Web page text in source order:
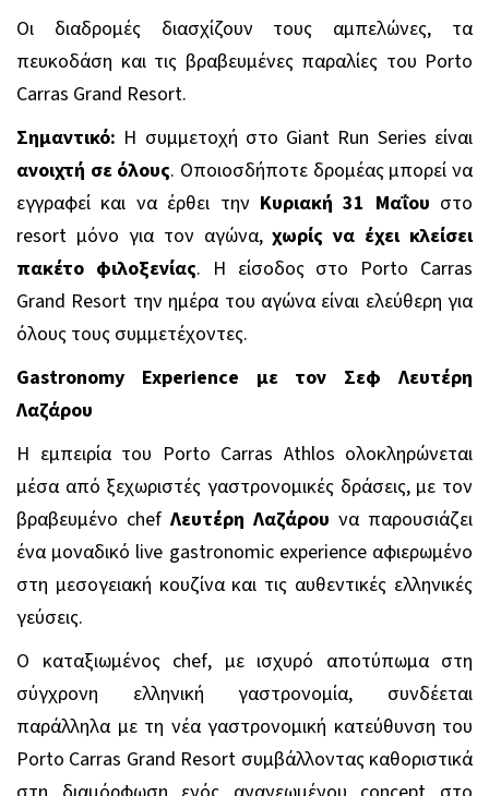
Οι διαδρομές διασχίζουν τους αμπελώνες, τα
πευκοδάση και τις βραβευμένες παραλίες του Porto
Carras Grand Resort.
Σημαντικό: Η συμμετοχή στο Giant Run Series είναι
ανοιχτή σε όλους. Οποιοσδήποτε δρομέας μπορεί να
εγγραφεί και να έρθει την Κυριακή 31 Μαΐου στο
resort μόνο για τον αγώνα,χωρίς να έχει κλείσει
πακέτο φιλοξενίας. Η είσοδος στο Porto Carras
Grand Resort την ημέρα του αγώνα είναι ελεύθερη για
όλους τους συμμετέχοντες.
Gastronomy
Experience
με τον Σεφ Λευτέρη
Λαζάρου
Η εμπειρία του Porto Carras Athlos ολοκληρώνεται
μέσα από ξεχωριστές γαστρονομικές δράσεις, με τον
βραβευμένο chef Λευτέρη Λαζάρου να παρουσιάζει
ένα μοναδικό live gastronomic experience αφιερωμένο
στη μεσογειακή κουζίνα και τις αυθεντικές ελληνικές
γεύσεις.
Ο καταξιωμένος chef, με ισχυρό αποτύπωμα στη
σύγχρονη ελληνική γαστρονομία, συνδέεται
παράλληλα με τη νέα γαστρονομική κατεύθυνση του
Porto Carras Grand Resort συμβάλλοντας καθοριστικά